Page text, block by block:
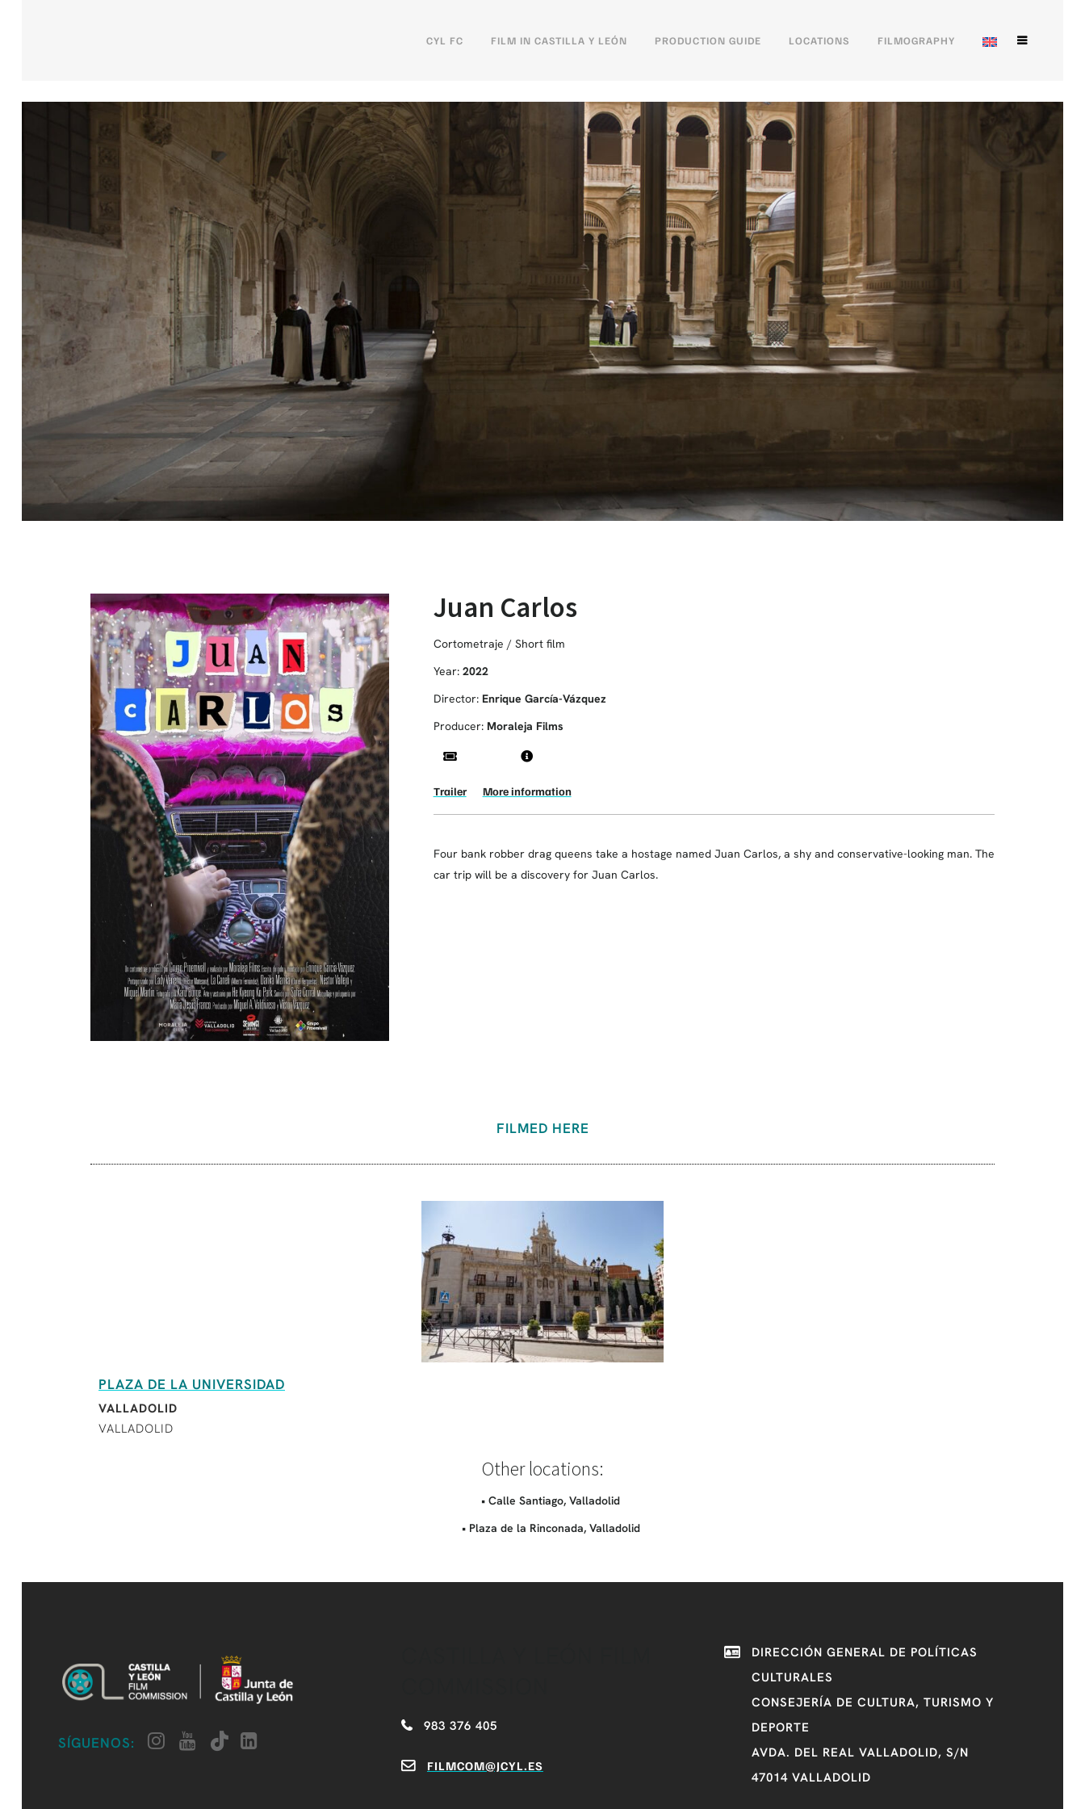
CYL FC FILM IN CASTILLA Y LEÓN PRODUCTION GUIDE LOCATIONS FILMOGRAPHY
Juan Carlos
Cortometraje / Short film
Year: 2022
Director: Enrique García-Vázquez
Producer: Moraleja Films
Trailer More information
Four bank robber drag queens take a hostage named Juan Carlos, a shy and conservative-looking man. The
car trip will be a discovery for Juan Carlos.
FILMED HERE
PLAZA DE LA UNIVERSIDAD
VALLADOLID
VALLADOLID
Other locations:
• Calle Santiago, Valladolid
• Plaza de la Rinconada, Valladolid
SÍGUENOS:
983 376 405
FILMCOM@JCYL.ES
DIRECCIÓN GENERAL DE POLÍTICAS
CULTURALES
CONSEJERÍA DE CULTURA, TURISMO Y
DEPORTE
AVDA. DEL REAL VALLADOLID, S/N
47014 VALLADOLID